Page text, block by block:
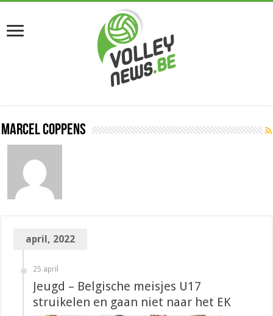
Marcel Coppens
april, 2022
25 april
Jeugd – Belgische meisjes U17
struikelen en gaan niet naar het EK